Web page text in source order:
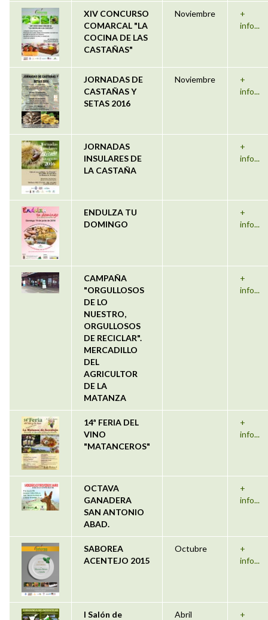
XIV CONCURSO
COMARCAL "LA
COCINA DE LAS
CASTAÑAS"
Noviembre
+
info...
JORNADAS DE
CASTAÑAS Y
SETAS 2016
Noviembre
+
info...
JORNADAS
INSULARES DE
LA CASTAÑA
+
info...
ENDULZA TU
DOMINGO
+
info...
CAMPAÑA
"ORGULLOSOS
DE LO
NUESTRO,
ORGULLOSOS
DE RECICLAR".
MERCADILLO
DEL
AGRICULTOR
DE LA
MATANZA
+
info...
14ª FERIA DEL
VINO
"MATANCEROS"
+
info...
OCTAVA
GANADERA
SAN ANTONIO
ABAD.
+
info...
SABOREA
ACENTEJO 2015
Octubre
+
info...
I Salón de
Abril
+